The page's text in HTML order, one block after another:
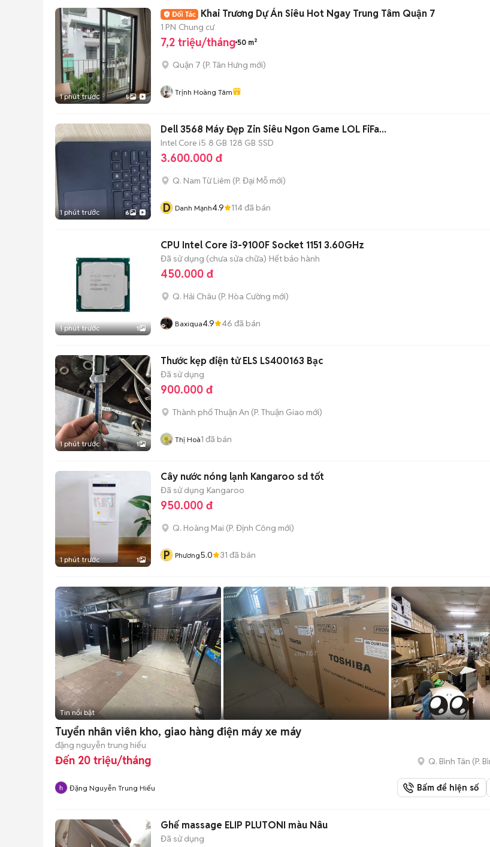
1 phút trước 5
Khai Trương Dự Án Siêu Hot Ngay Trung Tâm Quận 7
1 PN Chung cư
7,2 triệu/tháng 50 m²
Quận 7 (P. Tân Hưng mới)
Trịnh Hoàng Tâm
1 phút trước 6
Dell 3568 Máy Đẹp Zin Siêu Ngon Game LOL FiFa...
Intel Core i5 8 GB 128 GB SSD
3.600.000 đ
Q. Nam Từ Liêm (P. Đại Mỗ mới)
D Danh Mạnh4.9 114đã bán
1 phút trước 1
CPU Intel Core i3-9100F Socket 1151 3.60GHz
Đã sử dụng (chưa sửa chữa) Hết bảo hành
450.000 đ
Q. Hải Châu (P. Hòa Cường mới)
Baxiqua4.9 46 đã bán
1 phút trước 1
Thước kẹp điện tử ELS LS400163 Bạc
Đã sử dụng
900.000 đ
Thành phố Thuận An (P. Thuận Giao mới)
Thị Hoà1 đã bán
1 phút trước 1
Cây nước nóng lạnh Kangaroo sd tốt
Đã sử dụng Kangaroo
950.000 đ
Q. Hoàng Mai (P. Định Công mới)
P Phương5.0 31 đã bán
Tin nổi bật
Tuyển nhân viên kho, giao hàng điện máy xe máy
đặng nguyễn trung hiếu
Đến 20 triệu/tháng Q. Bình Tân (P.
Đặng Nguyễn Trung Hiếu Bấm để hiện số
Ghế massage ELIP PLUTONI màu Nâu
Đã sử dụng